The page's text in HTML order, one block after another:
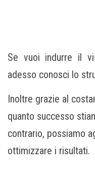
Se vuoi indurre il
adesso conosci lo
Inoltre grazie al
quanto successo
contrario, possiamo
ottimizzare i risultati.